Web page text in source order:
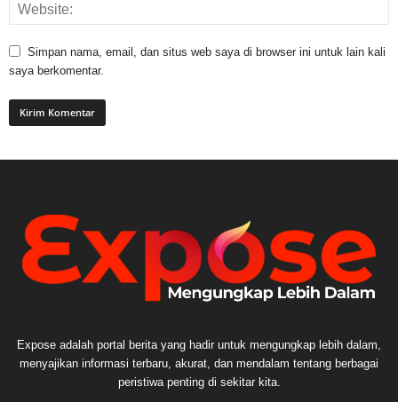
Simpan nama, email, dan situs web saya di browser ini untuk lain kali
saya berkomentar.
Expose adalah portal berita yang hadir untuk mengungkap lebih dalam,
menyajikan informasi terbaru, akurat, dan mendalam tentang berbagai
peristiwa penting di sekitar kita.